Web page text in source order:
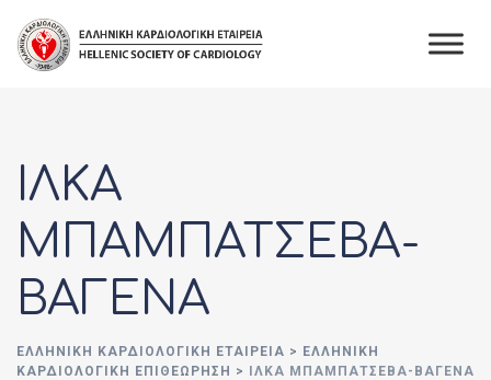
content
ΙΛΚΑ
ΜΠΑΜΠΑΤΣΕΒΑ-
ΒΑΓΕΝΑ
ΕΛΛΗΝΙΚΉ ΚΑΡΔΙΟΛΟΓΙΚΉ ΕΤΑΙΡΕΊΑ > ΕΛΛΗΝΙΚΗ
ΚΑΡΔΙΟΛΟΓΙΚΗ ΕΠΙΘΕΩΡΗΣΗ > ΙΛΚΑ ΜΠΑΜΠΑΤΣΕΒΑ-ΒΑΓΕΝΑ